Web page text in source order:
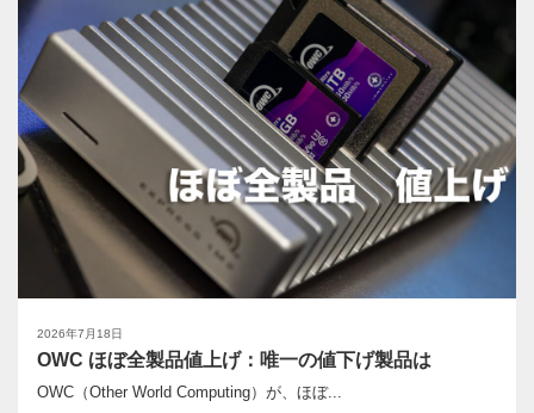
2026年7月18日
OWC ほぼ全製品値上げ：唯一の値下げ製品は
OWC（Other World Computing）が、ほぼ...